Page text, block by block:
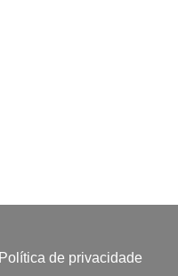
Política de privacidade